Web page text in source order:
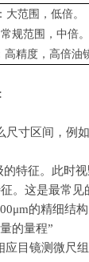
：大范围，低倍。
常规范围，中倍。
高精度，高倍油
寸区间，例
的特征。此时
。这是最常见
的精细结构
的量程”
目镜测微尺